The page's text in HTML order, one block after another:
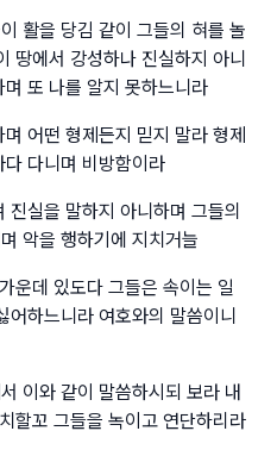
활을 당김 같이 그들의 혀를 놀
땅에서 강성하나 진실하지 아니
또 나를 알지 못하느니라
어떤 형제든지 믿지 말라 형제
다니며 비방함이라
실을 말하지 아니하며 그들의
악을 행하기에 지치거늘
운데 있도다 그들은 속이는 일
어하느니라 여호와의 말씀이니
이와 같이 말씀하시되 보라 내
할꼬 그들을 녹이고 연단하리라